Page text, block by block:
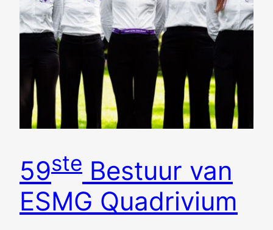
59ste Bestuur van
ESMG Quadrivium